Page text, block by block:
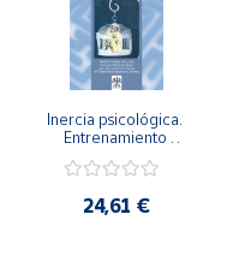
Inercia psicológica.
Entrenamiento
Igualdad de Género.
24,61 €